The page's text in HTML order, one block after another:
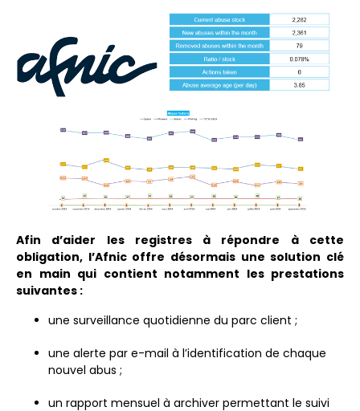
Afin d’aider les registres à répondre à cette
obligation, l’Afnic offre désormais une solution clé
en main qui contient notamment les prestations
suivantes :
une surveillance quotidienne du parc client ;
une alerte par e-mail à l’identification de chaque
nouvel abus ;
un rapport mensuel à archiver permettant le suivi